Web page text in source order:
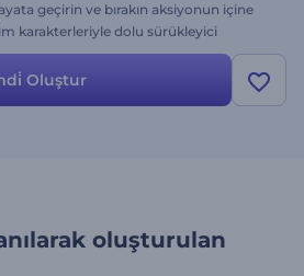
geçirin ve bırakın aksiyonun içine
karakterleriyle dolu sürükleyici
ikonlar ve animasyonlu sahneler
Dosyalarınızı yükleyin, reklam stilinize
4 geçişten birini seçin ve çizgi film
Oluştur
oluşturulan